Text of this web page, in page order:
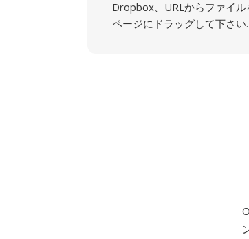
Dropbox、URLからファイル
ページにドラッグして下さい.